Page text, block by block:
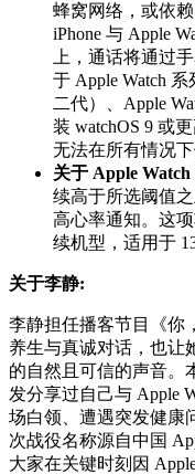
蜂窝网络，或依
iPhone 与 Apple
上，通话将通过
于 Apple Watch
二代）、Apple
装 watchOS 9 或
无法在所有情况下
关于 Apple
续高于所选阈值
高心率通知。这
续机型，适用于
关于李静:
李静担任播客节目《你
养生与真诚对话，也让
的自然且可信的声音。
发分享过自己与 Apple
场白领、遭遇突发健康
次战役名称源自中国
大家在关键时刻因